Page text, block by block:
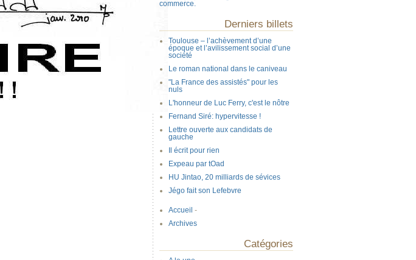
Derniers billets
Toulouse – l’achèvement d’une
époque et l’avilissement social d’une
société
Le roman national dans le caniveau
"La France des assistés" pour les
nuls
L'honneur de Luc Ferry, c'est le nôtre
Fernand Siré: hypervitesse !
Lettre ouverte aux candidats de
gauche
Il écrit pour rien
Expeau par tOad
HU Jintao, 20 milliards de sévices
Jégo fait son Lefebvre
Accueil -
Archives
Catégories